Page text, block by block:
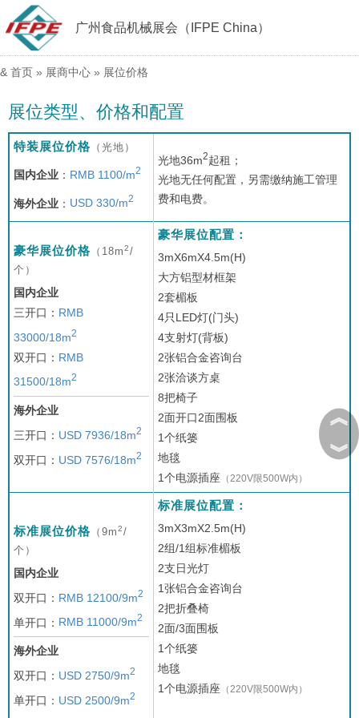
广州食品机械展会（IFPE China）
& 首页 » 展商中心 » 展位价格
展位类型、价格和配置
特装展位价格 （光地）
国内企业 ： RMB 1100/m2
海外企业 ： USD 330/m2
光地36m2起租；
光地无任何配置，另需缴纳施工管理
费和电费。
豪华展位价格 （18m2/
个）
国内企业
三开口： RMB
33000/18m2
双开口： RMB
31500/18m2
海外企业
三开口： USD 7936/18m2
双开口： USD 7576/18m2
豪华展位配置：
3mX6mX4.5m(H)
大方铝型材框架
2套楣板
4只LED灯(门头)
4支射灯(背板)
2张铝合金咨询台
2张洽谈方桌
8把椅子
2面开口2面围板
1个纸篓
地毯
1个电源插座 （220V限500W内）
标准展位价格 （9m2/
个）
国内企业
双开口： RMB 12100/9m2
单开口： RMB 11000/9m2
海外企业
双开口： USD 2750/9m2
单开口： USD 2500/9m2
标准展位配置：
3mX3mX2.5m(H)
2组/1组标准楣板
2支日光灯
1张铝合金咨询台
2把折叠椅
2面/3面围板
1个纸篓
地毯
1个电源插座 （220V限500W内）
︽
︾